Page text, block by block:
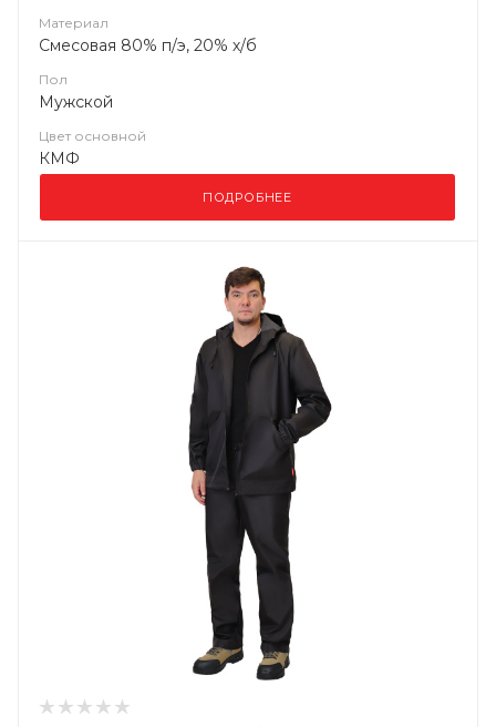
Материал
Смесовая 80% п/э, 20% х/б
Пол
Мужской
Цвет основной
КМФ
ПОДРОБНЕЕ